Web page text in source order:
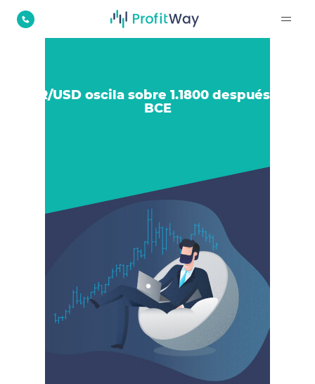
EUR/USD oscila sobre 1.1800 después del
BCE